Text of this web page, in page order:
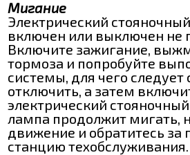
Мигание
Электрический
включен или выключен не
Включите зажигание,
тормоза и попробуйте
системы, для чего следует
отключить, а затем
электрический
лампа продолжит мигать,
движение и обратитесь
станцию техобслуживания.